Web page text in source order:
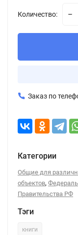
Количество:
Заказ по
Категории
Общие для
объектов,
Правительства РФ
Тэги
книги